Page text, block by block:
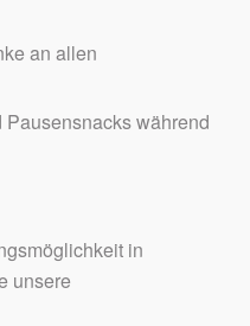
an allen
während
in
unsere